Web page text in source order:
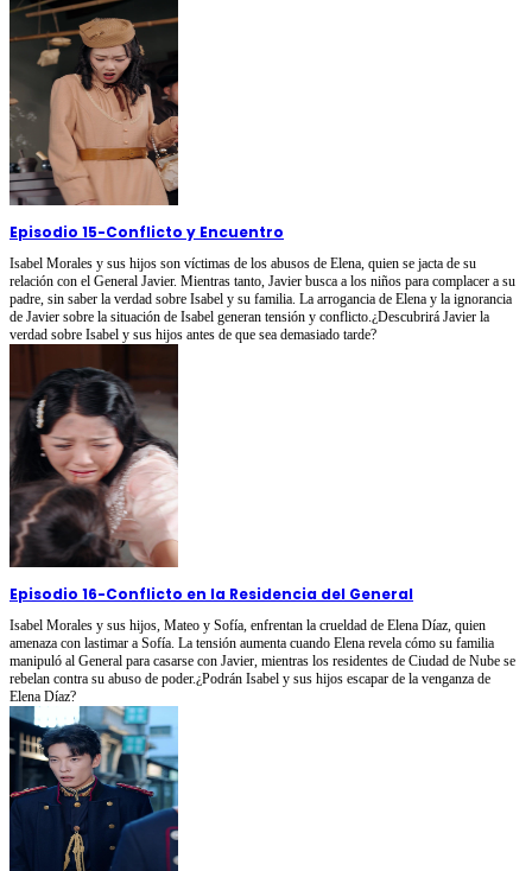
Episodio 15-Conflicto y Encuentro
Isabel Morales y sus hijos son víctimas de los abusos de Elena, quien se jacta de su
relación con el General Javier. Mientras tanto, Javier busca a los niños para complacer a su
padre, sin saber la verdad sobre Isabel y su familia. La arrogancia de Elena y la ignorancia
de Javier sobre la situación de Isabel generan tensión y conflicto.¿Descubrirá Javier la
verdad sobre Isabel y sus hijos antes de que sea demasiado tarde?
Episodio 16-Conflicto en la Residencia del General
Isabel Morales y sus hijos, Mateo y Sofía, enfrentan la crueldad de Elena Díaz, quien
amenaza con lastimar a Sofía. La tensión aumenta cuando Elena revela cómo su familia
manipuló al General para casarse con Javier, mientras los residentes de Ciudad de Nube se
rebelan contra su abuso de poder.¿Podrán Isabel y sus hijos escapar de la venganza de
Elena Díaz?